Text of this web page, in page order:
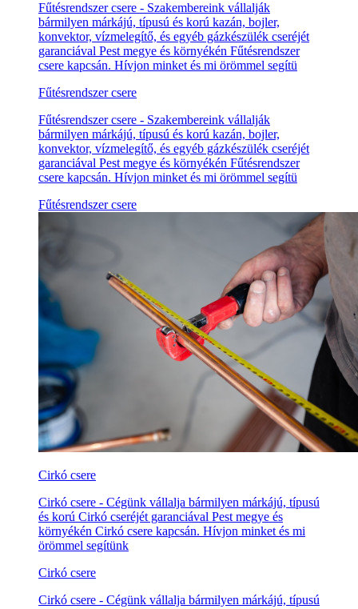
Fűtésrendszer csere - Szakembereink vállalják
bármilyen márkájú, típusú és korú kazán, bojler,
konvektor, vízmelegítő, és egyéb gázkészülék cseréjét
garanciával Pest megye és környékén Fűtésrendszer
csere kapcsán. Hívjon minket és mi örömmel segítü
Fűtésrendszer csere
Fűtésrendszer csere - Szakembereink vállalják
bármilyen márkájú, típusú és korú kazán, bojler,
konvektor, vízmelegítő, és egyéb gázkészülék cseréjét
garanciával Pest megye és környékén Fűtésrendszer
csere kapcsán. Hívjon minket és mi örömmel segítü
Fűtésrendszer csere
Cirkó csere
Cirkó csere - Cégünk vállalja bármilyen márkájú, típusú
és korú Cirkó cseréjét garanciával Pest megye és
környékén Cirkó csere kapcsán. Hívjon minket és mi
örömmel segítünk
Cirkó csere
Cirkó csere - Cégünk vállalja bármilyen márkájú, típusú